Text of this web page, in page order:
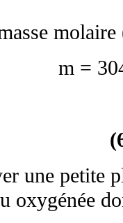
m =
une petite
oxygénée